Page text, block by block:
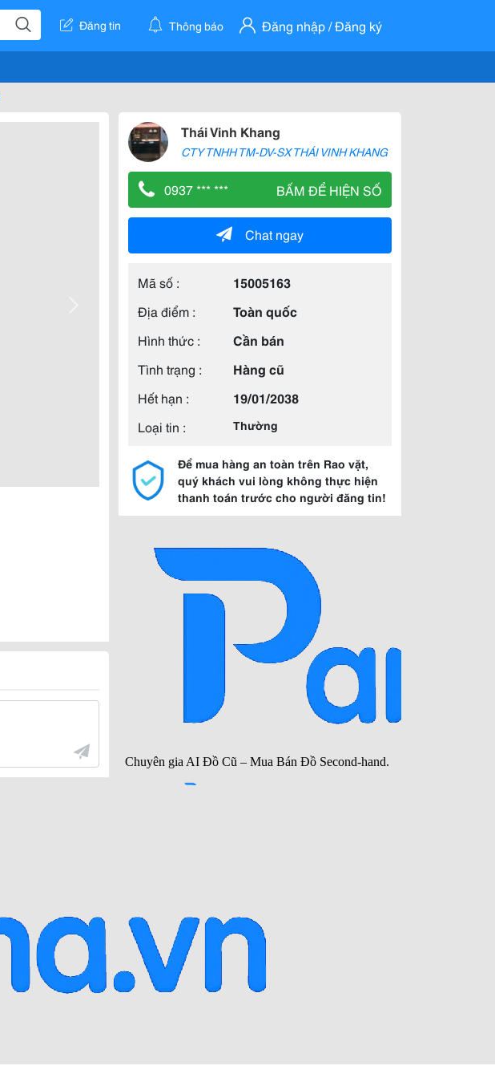
Đăng tin Thông báo Đăng nhập / Đăng ký
Thái Vinh Khang
CTY TNHH TM-DV-SX THÁI VINH KHANG
0937 *** *** BẤM ĐỂ HIỆN SỐ
Chat ngay
Mã số :
15005163
Địa điểm :
Toàn quốc
Hình thức :
Cần bán
Tình trạng :
Hàng cũ
Hết hạn :
19/01/2038
Loại tin :
Thường
Để mua hàng an toàn trên Rao vặt,
quý khách vui lòng không thực hiện
thanh toán trước cho người đăng tin!